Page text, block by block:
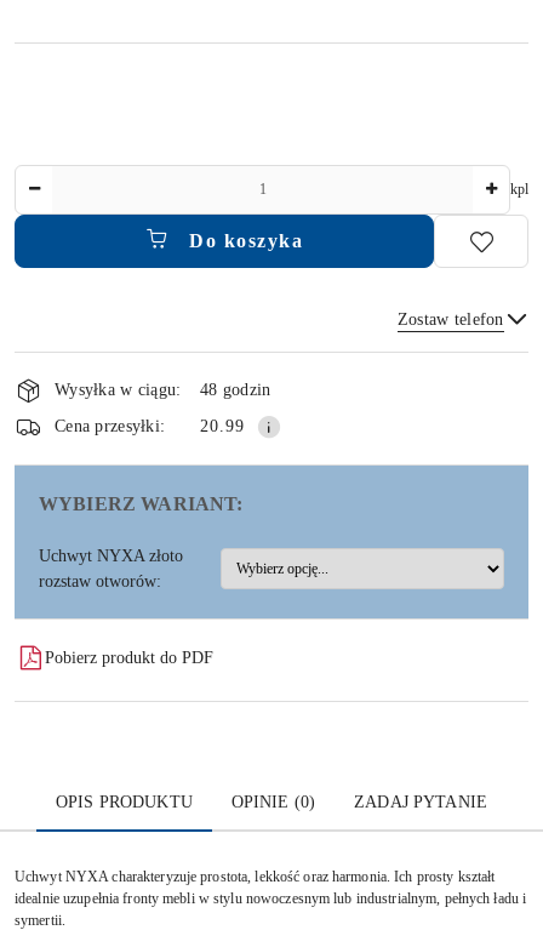
kpl
Do koszyka
Zostaw telefon
Wyślij
Dostępność
i
dostawa
Wysyłka w ciągu:
48 godzin
Cena przesyłki:
20.99
WYBIERZ WARIANT:
Uchwyt NYXA złoto
rozstaw otworów:
Pobierz produkt do PDF
OPIS PRODUKTU OPINIE (0) ZADAJ PYTANIE
Uchwyt NYXA charakteryzuje prostota, lekkość oraz harmonia. Ich prosty kształt
idealnie uzupełnia fronty mebli w stylu nowoczesnym lub industrialnym, pełnych ładu i
symertii.